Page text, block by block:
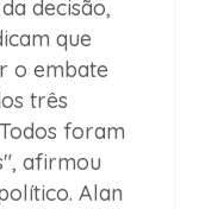
decisão,
que
o embate
três
foram
afirmou
Alan